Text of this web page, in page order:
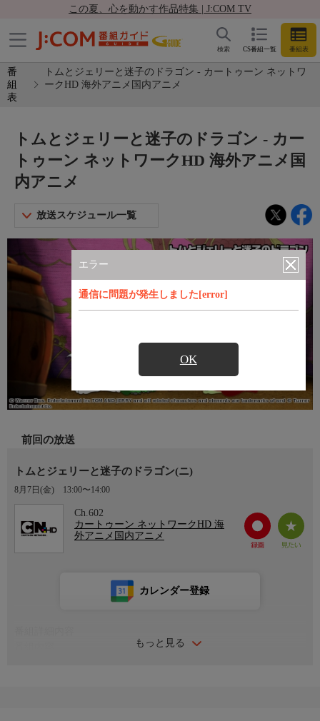
この夏、心を動かす作品特集 | J:COM TV
CS番組一覧 番組表
検索
番
組
表
トムとジェリーと迷子のドラゴン - カートゥーン ネットワ
ークHD 海外アニメ国内アニメ
エラー
通信に問題が発生しました[error]
OK
トムとジェリーと迷子のドラゴン - カー
トゥーン ネットワークHD 海外アニメ国
内アニメ
放送スケジュール一覧
前回の放送
トムとジェリーと迷子のドラゴン(ニ)
8月7日(金) 13:00〜14:00
Ch.602
カートゥーン ネットワークHD 海
外アニメ国内アニメ
もっと見る
カレンダー登録